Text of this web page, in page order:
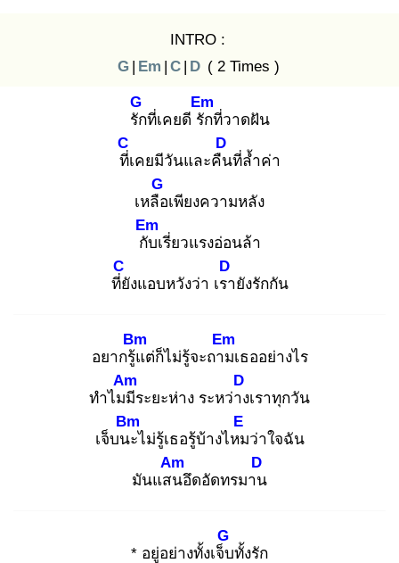
INTRO :
G | Em | C | D ( 2 Times )
รัก
G
ที่เคยดี รัก
Em
ที่วาดฝัน
ที่เ
C
คยมีวันและคืน
D
ที่ล้ำค่า
เหลือ
G
เพียงความหลัง
กับ
Em
เรี่ยวแรงอ่อนล้า
ที่ยั
C
งแอบหวังว่า เรา
D
ยังรักกัน
อยากรู้แ
Bm
ต่ก็ไม่รู้จะถาม
Em
เธออย่างไร
ทําไมมี
Am
ระยะห่าง ระหว่าง
D
เราทุกวัน
เจ็บนะ
Bm
ไม่รู้เธอรู้บ้างไหม
E
ว่าใจฉัน
มันแสน
Am
อึดอัดทรมาน
D
* อยู่อย่างทั้งเจ็บ
G
ทั้งรัก